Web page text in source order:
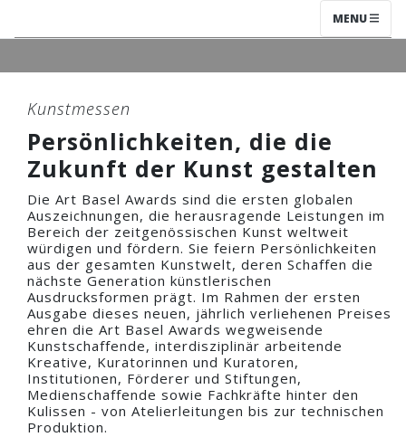
MENU
Kunstmessen
Persönlichkeiten, die die
Zukunft der Kunst gestalten
Die Art Basel Awards sind die ersten globalen
Auszeichnungen, die herausragende Leistungen im
Bereich der zeitgenössischen Kunst weltweit
würdigen und fördern. Sie feiern Persönlichkeiten
aus der gesamten Kunstwelt, deren Schaffen die
nächste Generation künstlerischen
Ausdrucksformen prägt. Im Rahmen der ersten
Ausgabe dieses neuen, jährlich verliehenen Preises
ehren die Art Basel Awards wegweisende
Kunstschaffende, interdisziplinär arbeitende
Kreative, Kuratorinnen und Kuratoren,
Institutionen, Förderer und Stiftungen,
Medienschaffende sowie Fachkräfte hinter den
Kulissen - von Atelierleitungen bis zur technischen
Produktion.